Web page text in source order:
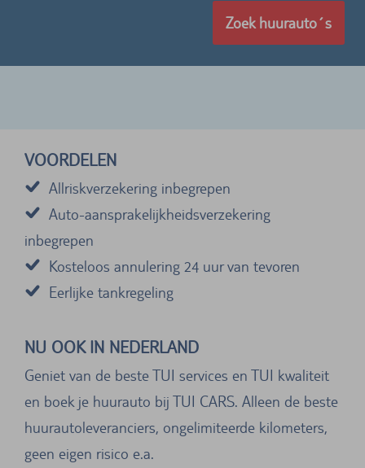
Zoek huurauto´s
VOORDELEN
Allriskverzekering inbegrepen
Auto-aansprakelijkheidsverzekering
inbegrepen
Kosteloos annulering 24 uur van tevoren
Eerlijke tankregeling
NU OOK IN NEDERLAND
Geniet van de beste TUI services en TUI kwaliteit
en boek je huurauto bij TUI CARS. Alleen de beste
huurautoleveranciers, ongelimiteerde kilometers,
geen eigen risico e.a.